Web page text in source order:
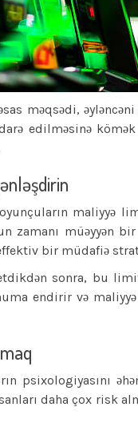
məqsədi,
edilməsinə
maliyyə
zamanı müəyyən
bir müdafiə
sonra, bu
endirir və maliyyə
psixologiyasını
daha çox risk